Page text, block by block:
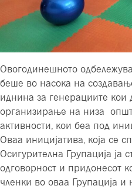
Овогодинешното
беше во насока на
иднина за генерациите кои
организирање на низа
активности, кои беа под
Оваа иницијатива, која се
Осигурителна Групација ја
одговорност и придонесот
членки во оваа Групација и